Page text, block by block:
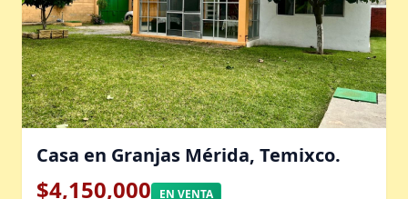
Casa en Granjas Mérida, Temixco.
$4,150,000 EN VENTA